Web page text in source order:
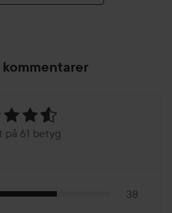
på 61 betyg
38